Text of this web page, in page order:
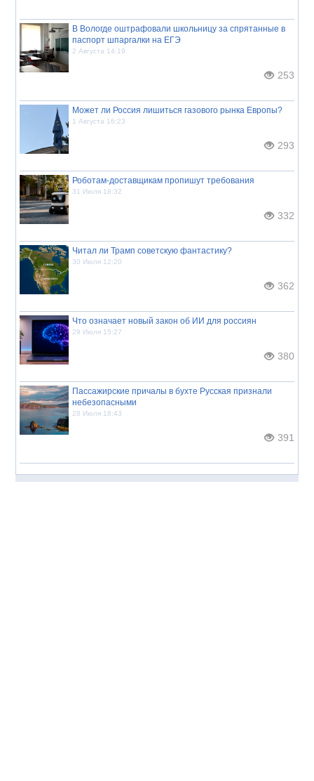
В Вологде оштрафовали школьницу за спрятанные в
паспорт шпаргалки на ЕГЭ
2 Августа 14:19
253
Может ли Россия лишиться газового рынка Европы?
1 Августа 16:23
293
Роботам-доставщикам пропишут требования
31 Июля 18:32
332
Читал ли Трамп советскую фантастику?
30 Июля 12:20
362
Что означает новый закон об ИИ для россиян
29 Июля 15:27
380
Пассажирские причалы в бухте Русская признали
небезопасными
28 Июля 18:43
391